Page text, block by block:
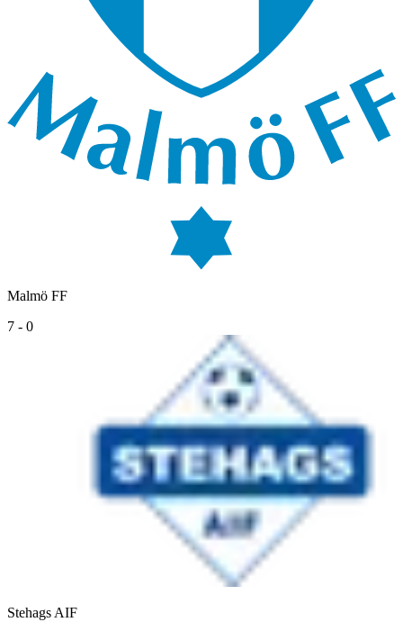
Malmö FF
7 - 0
Stehags AIF